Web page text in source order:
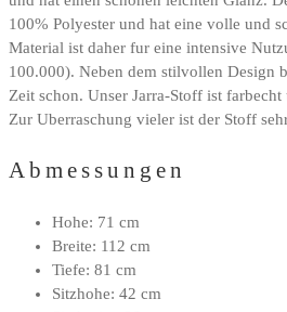
100% Polyester und hat eine volle und
Material ist daher fur eine intensive
100.000). Neben dem stilvollen Design
Zeit schon. Unser Jarra-Stoff ist
Zur Uberraschung vieler ist der Stoff
Abmessungen
Hohe: 71 cm
Breite: 112 cm
Tiefe: 81 cm
Sitzhohe: 42 cm